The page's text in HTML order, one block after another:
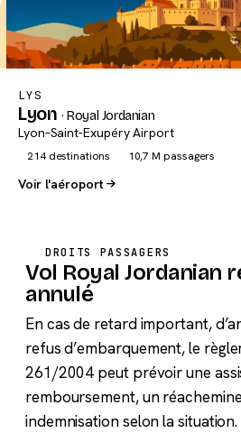
LYS
Lyon · Royal Jordanian
Lyon–Saint-Exupéry Airport
214 destinations 10,7 M passagers
Voir l'aéroport
DROITS PASSAGERS
Vol Royal Jordanian
annulé
En cas de retard important,
refus d’embarquement, le
261/2004 peut prévoir une
remboursement, un
indemnisation selon la situation.